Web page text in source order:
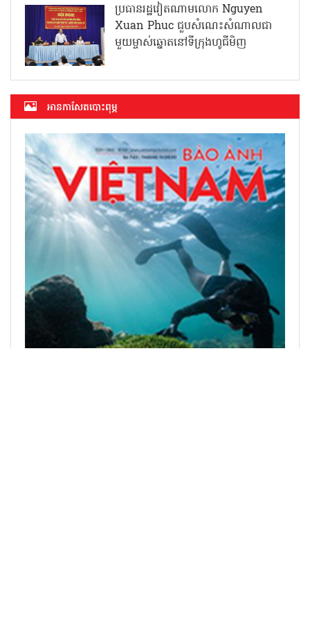
ប្រធានរដ្ឋវៀតណាមលោក Nguyen
Xuan Phuc ជួបសំណេះសំណាលជា
មួយម្ចាស់ឆ្នោតនៅទីក្រុងហូជីមិញ
អាន​កាសែត​បោះពុម្ភ